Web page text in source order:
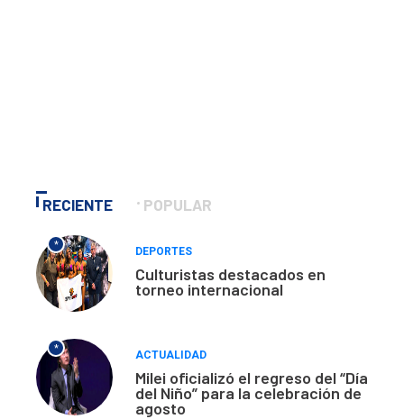
RECIENTE POPULAR
*
DEPORTES
Culturistas destacados en
torneo internacional
*
ACTUALIDAD
Milei oficializó el regreso del “Día
del Niño” para la celebración de
agosto